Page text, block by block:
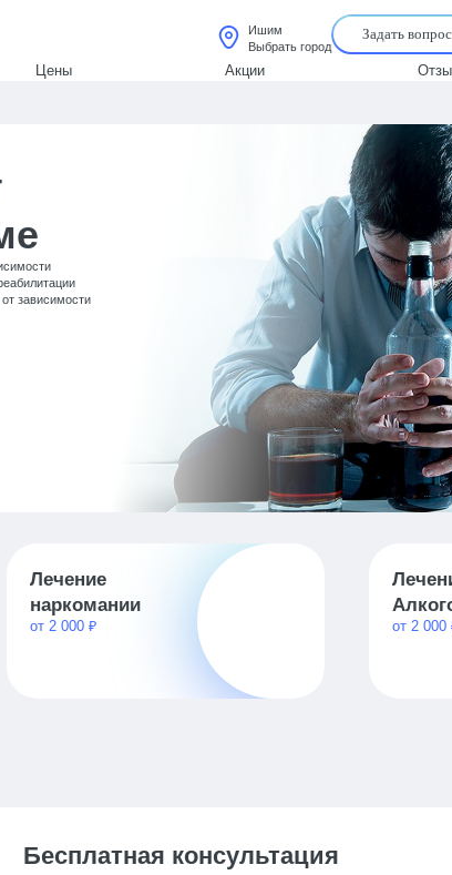
Ишим
Выбрать город
Задать вопрос
Цены Акции
зависимости
Лечение
наркомании
от 2 000 ₽ от 2 000
Бесплатная консультация